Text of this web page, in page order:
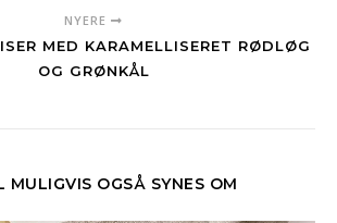
NYERE
MED KARAMELLISERET RØDLØG
OG GRØNKÅL
MULIGVIS OGSÅ SYNES OM